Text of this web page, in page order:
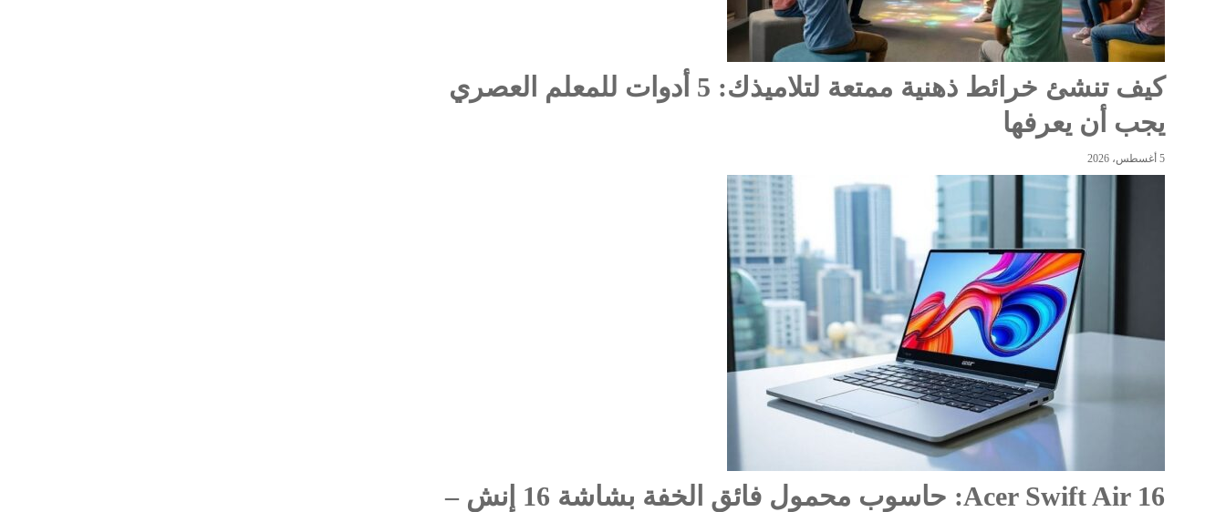
كيف تنشئ خرائط ذهنية ممتعة لتلاميذك: 5 أدوات للمعلم العصري
يجب أن يعرفها
5 أغسطس، 2026
Acer Swift Air 16: حاسوب محمول فائق الخفة بشاشة 16 إنش –